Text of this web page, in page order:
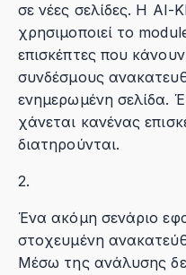
σε νέες σελίδες. Η AI-
χρησιμοποιεί το
επισκέπτες που
συνδέσμους
ενημερωμένη σελίδα.
χάνεται κανένας
διατηρούνται.
2.
Ένα ακόμη σενάριο
στοχευμένη
Μέσω της ανάλυσης